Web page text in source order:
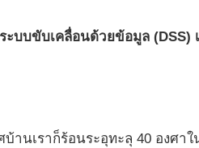
ะบบขับเคลื่อนด้วยข้อมูล (DSS)
านเราก็ร้อนระอุทะลุ 40 องศ